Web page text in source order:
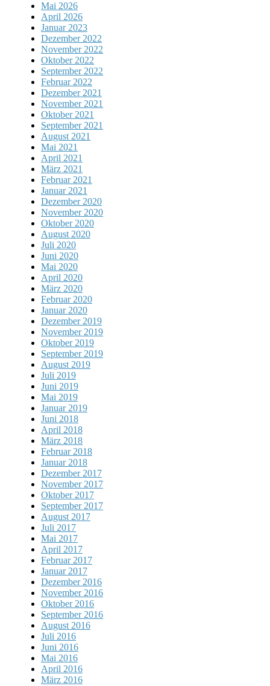
Mai 2026
April 2026
Januar 2023
Dezember 2022
November 2022
Oktober 2022
September 2022
Februar 2022
Dezember 2021
November 2021
Oktober 2021
September 2021
August 2021
Mai 2021
April 2021
März 2021
Februar 2021
Januar 2021
Dezember 2020
November 2020
Oktober 2020
August 2020
Juli 2020
Juni 2020
Mai 2020
April 2020
März 2020
Februar 2020
Januar 2020
Dezember 2019
November 2019
Oktober 2019
September 2019
August 2019
Juli 2019
Juni 2019
Mai 2019
Januar 2019
Juni 2018
April 2018
März 2018
Februar 2018
Januar 2018
Dezember 2017
November 2017
Oktober 2017
September 2017
August 2017
Juli 2017
Mai 2017
April 2017
Februar 2017
Januar 2017
Dezember 2016
November 2016
Oktober 2016
September 2016
August 2016
Juli 2016
Juni 2016
Mai 2016
April 2016
März 2016